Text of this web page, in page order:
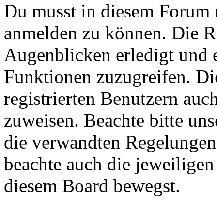
Du musst in diesem
anmelden zu können. Die
Augenblicken erledigt und
Funktionen zuzugreifen.
registrierten Benutzern
zuweisen. Beachte bitte
die verwandten
beachte auch die
diesem Board bewegst.